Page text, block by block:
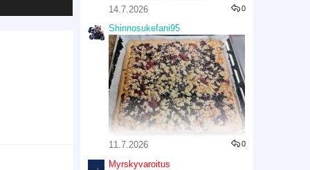
Tuli käytyä Itsuyakissa
14.7.2026 0
Shinnosukefani95
Marjaisat juustokakku palat
11.7.2026 0
Myrskyvaroitus